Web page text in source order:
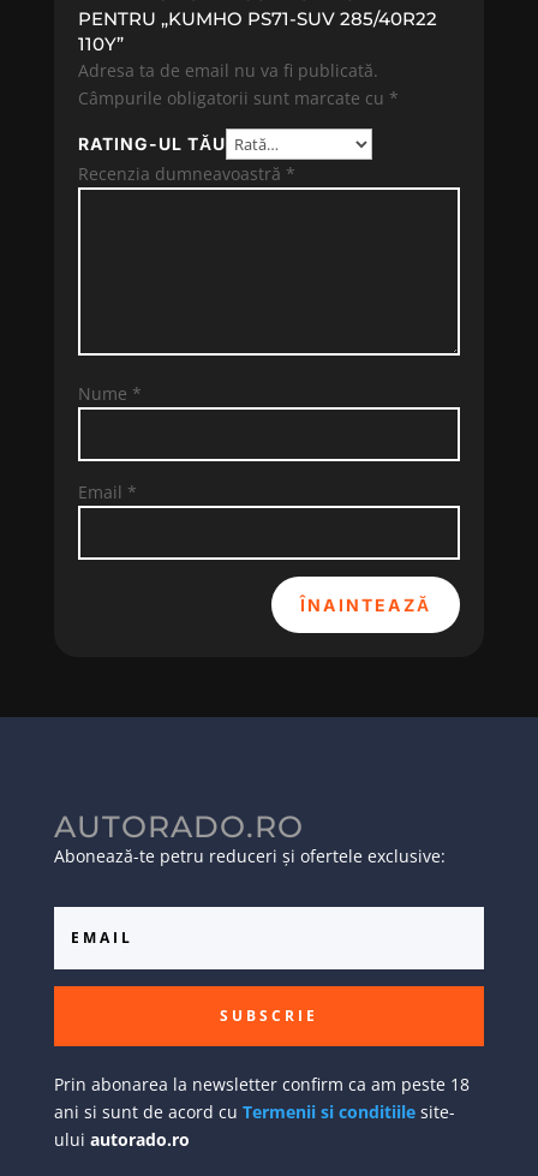
PENTRU „KUMHO PS71-SUV 285/40R22
110Y”
Adresa ta de email nu va fi publicată.
Câmpurile obligatorii sunt marcate cu *
RATING-UL TĂU
Recenzia dumneavoastră *
Nume *
Email *
ÎNAINTEAZĂ
AUTORADO.RO
Abonează-te petru reduceri și ofertele exclusive:
SUBSCRIE
Prin abonarea la newsletter confirm ca am peste 18
ani si sunt de acord cu Termenii si conditiilesite-
ului autorado.ro